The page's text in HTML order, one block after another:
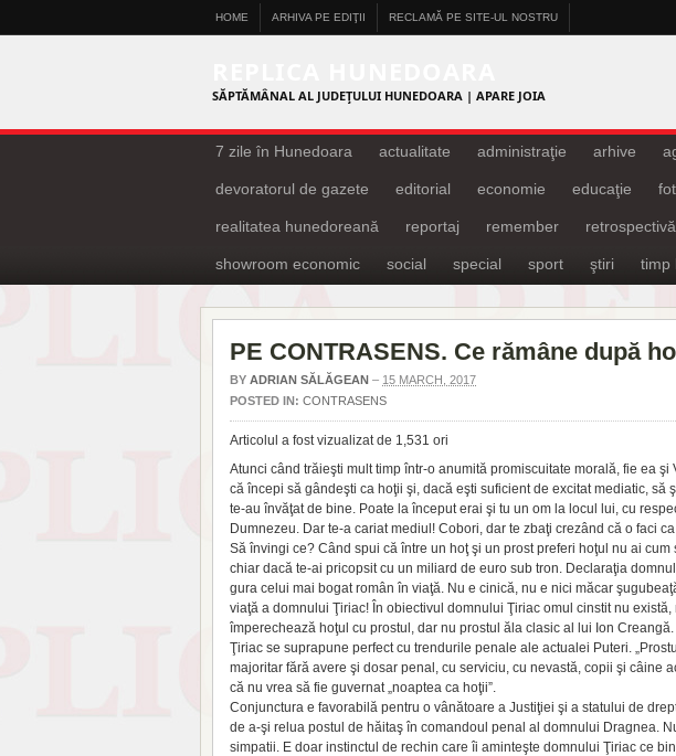
HOME ARHIVA PE EDIŢII RECLAMĂ PE SITE-UL NOSTRU
SĂPTĂMÂNAL AL JUDEŢULUI HUNEDOARA | APARE JOIA
7 zile în Hunedoara actualitate administraţie arhive
devoratorul de gazete editorial economie educaţie
realitatea hunedoreană reportaj remember retrospectivă
showroom economic social special sport ştiri timp
PE CONTRASENS. Ce rămâne după
BY ADRIAN SĂLĂGEAN – 15 MARCH, 2017
POSTED IN: CONTRASENS
Articolul a fost vizualizat de 1,531 ori
Atunci când trăieşti mult timp într-o anumită promiscuitate morală, fie ea şi
că începi să gândeşti ca hoţii şi, dacă eşti suficient de excitat mediatic, să
te-au învăţat de bine. Poate la început erai şi tu un om la locul lui, cu
Dumnezeu. Dar te-a cariat mediul! Cobori, dar te zbaţi crezând că o faci
Să învingi ce? Când spui că între un hoţ şi un prost preferi hoţul nu ai
chiar dacă te-ai pricopsit cu un miliard de euro sub tron. Declaraţia
gura celui mai bogat român în viaţă. Nu e cinică, nu e nici măcar
viaţă a domnului Ţiriac! În obiectivul dom­nului Ţiriac omul cinstit nu
împerechează hoţul cu prostul, dar nu prostul ăla clasic al lui Ion
Ţiriac se suprapune perfect cu trendurile penale ale actualei Puteri.
majoritar fără avere şi dosar penal, cu serviciu, cu nevastă, copii şi câine
că nu vrea să fie guvernat „noaptea ca hoţii”.
Conjunctura e favorabilă pentru o vânătoare a Justiţiei şi a statului de
de a-şi relua postul de hăitaş în comandoul penal al domnului Drag­nea.
simpatii. E doar instinctul de rechin care îi aminteşte domnului Ţiriac ce